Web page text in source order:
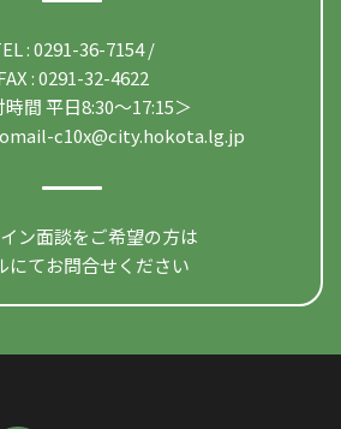
: 0291-36-7154 /
: 0291-32-4622
時間 平日8:30〜17:15＞
c10x@city.hokota.lg.jp
ン面談をご希望の方は
にてお問合せください